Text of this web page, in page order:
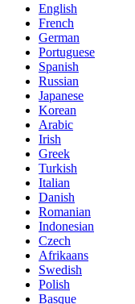
English
French
German
Portuguese
Spanish
Russian
Japanese
Korean
Arabic
Irish
Greek
Turkish
Italian
Danish
Romanian
Indonesian
Czech
Afrikaans
Swedish
Polish
Basque